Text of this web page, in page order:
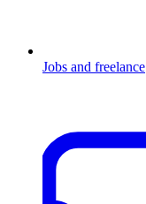
Jobs and freelance